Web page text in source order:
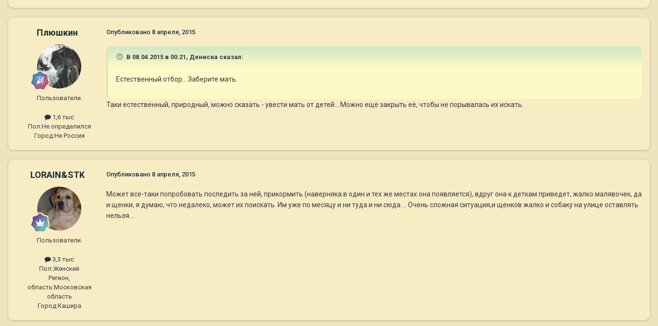
Плюшкин
Пользователи.
1,6 тыс
Пол:Не определился
Город:Не Россия
Опубликовано 8 апреля, 2015
В 08.04.2015 в 00:21, Дениска сказал:
Естественный отбор... Заберите мать.
Таки естественный, природный, можно сказать - увести мать от детей... Можно ещё закрыть её, чтобы не порывалась их искать.
LORAIN&STK
Пользователи.
3,3 тыс
Пол:Женский
Регион,
область:Московская
область
Город:Кашира
Опубликовано 8 апреля, 2015
Может все-таки попробовать последить за ней, прикормить (наверняка в один и тех же местах она появляется), вдруг она к деткам приведет, жалко малявочек, да
и щенки, я думаю, что недалеко, может их поискать. Им уже по месяцу и ни туда и ни сюда.... Очень сложная ситуация,и щенков жалко и собаку на улице оставлять
нельзя....